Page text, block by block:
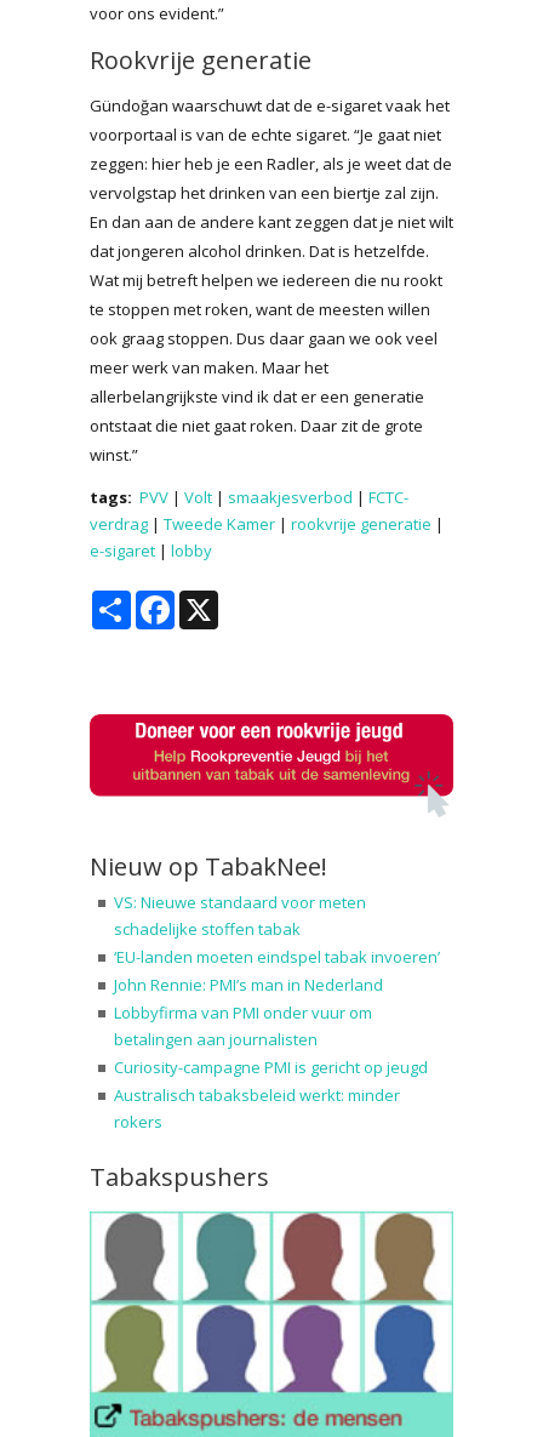
voor ons evident.”
Rookvrije generatie
Gündoğan waarschuwt dat de e-sigaret vaak het
voorportaal is van de echte sigaret. “Je gaat niet
zeggen: hier heb je een Radler, als je weet dat de
vervolgstap het drinken van een biertje zal zijn.
En dan aan de andere kant zeggen dat je niet wilt
dat jongeren alcohol drinken. Dat is hetzelfde.
Wat mij betreft helpen we iedereen die nu rookt
te stoppen met roken, want de meesten willen
ook graag stoppen. Dus daar gaan we ook veel
meer werk van maken. Maar het
allerbelangrijkste vind ik dat er een generatie
ontstaat die niet gaat roken. Daar zit de grote
winst.”
tags: PVV | Volt | smaakjesverbod | FCTC-
verdrag | Tweede Kamer | rookvrije generatie |
e-sigaret | lobby
Share Facebook
Nieuw op TabakNee!
VS: Nieuwe standaard voor meten
schadelijke stoffen tabak
‘EU-landen moeten eindspel tabak invoeren’
John Rennie: PMI’s man in Nederland
Lobbyfirma van PMI onder vuur om
betalingen aan journalisten
Curiosity-campagne PMI is gericht op jeugd
Australisch tabaksbeleid werkt: minder
rokers
Tabakspushers